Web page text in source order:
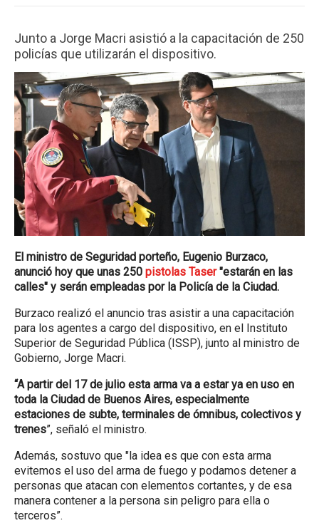
Junto a Jorge Macri asistió a la capacitación de 250
policías que utilizarán el dispositivo.
El ministro de Seguridad porteño, Eugenio Burzaco,
anunció hoy que unas 250 pistolas Taser"estarán en las
calles" y serán empleadas por la Policía de la Ciudad.
Burzaco realizó el anuncio tras asistir a una capacitación
para los agentes a cargo del dispositivo, en el Instituto
Superior de Seguridad Pública (ISSP), junto al ministro de
Gobierno, Jorge Macri.
“A partir del 17 de julio esta arma va a estar ya en uso en
toda la Ciudad de Buenos Aires, especialmente
estaciones de subte, terminales de ómnibus, colectivos y
trenes”, señaló el ministro.
Además, sostuvo que "la idea es que con esta arma
evitemos el uso del arma de fuego y podamos detener a
personas que atacan con elementos cortantes, y de esa
manera contener a la persona sin peligro para ella o
terceros”.